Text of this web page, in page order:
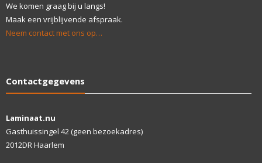
We komen graag bij u langs!
Maak een vrijblijvende afspraak.
Neem contact met ons op…
Contactgegevens
Laminaat.nu
Gasthuissingel 42 (geen bezoekadres)
2012DR Haarlem